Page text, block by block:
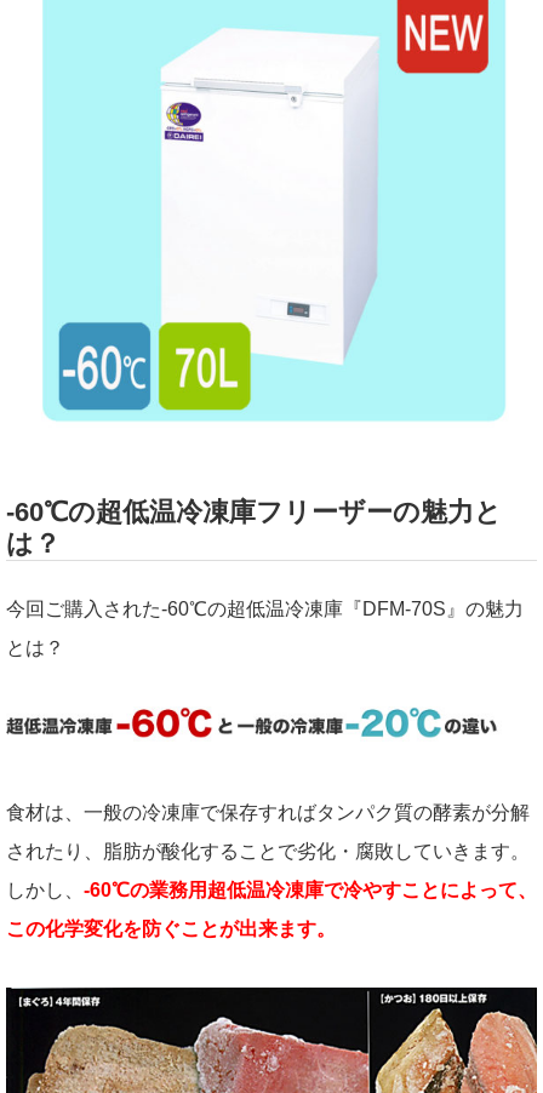
-60℃の超低温冷凍庫フリーザーの魅力と
は？
今回ご購入された-60℃の超低温冷凍庫『DFM-70S』の魅力
とは？
食材は、一般の冷凍庫で保存すればタンパク質の酵素が分解
されたり、脂肪が酸化することで劣化・腐敗していきます。
しかし、 -60℃の業務用超低温冷凍庫で冷やすことによって、
この化学変化を防ぐことが出来ます。